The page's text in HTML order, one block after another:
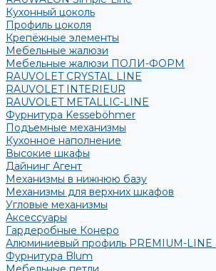
Кухонный цоколь
Профиль цоколя
Крепёжные элементы
Мебельные жалюзи
Мебельные жалюзи ПОЛИ-ФОРМ
RAUVOLET CRYSTAL LINE
RAUVOLET INTERIEUR
RAUVOLET METALLIC-LINE
Фурнитура Kesseböhmer
Подъемные механизмы
Кухонное наполнение
Высокие шкафы
Дайнинг Агент
Механизмы в нижнюю базу
Механизмы для верхних шкафов
Угловые механизмы
Аксессуары
Гардеробные Конеро
Алюминиевый профиль PREMIUM-LINE
Фурнитура Blum